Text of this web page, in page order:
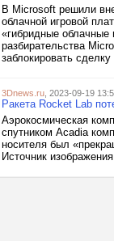
В Microsoft решили
облачной игровой
«гибридные облачные
разбирательства
заблокировать
3Dnews.ru , 2023-09-19
Ракета Rocket Lab
Аэрокосмическая
спутником Acadia
носителя был
Источник